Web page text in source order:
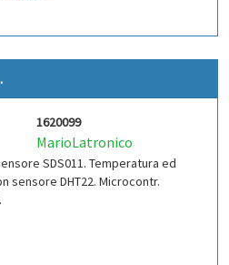
1620099
MarioLatronico
SDS011. Temperatura ed
sensore DHT22. Microcontr.